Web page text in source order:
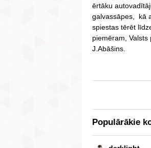
ērtāku
galvassāpes, kā
spiestas tērēt
piemēram,
J.Abāšins.
Populārākie